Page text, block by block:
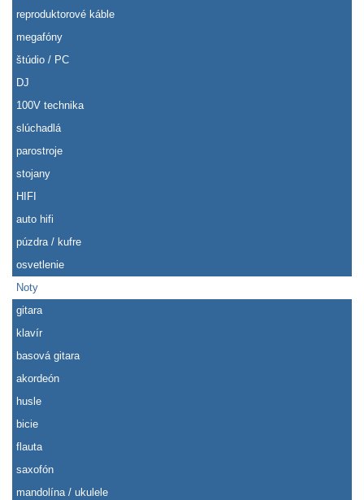
reproduktorové káble
megafóny
štúdio / PC
DJ
100V technika
slúchadlá
parostroje
stojany
HIFI
auto hifi
púzdra / kufre
osvetlenie
Noty
gitara
klavír
basová gitara
akordeón
husle
bicie
flauta
saxofón
mandolína / ukulele